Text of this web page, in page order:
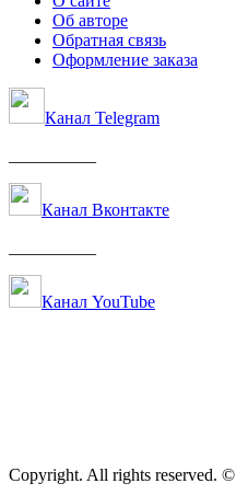
Об авторе
Обратная связь
Оформление заказа
Канал Telegram
Канал Вконтакте
Канал YouTube
Copyright. All rights reserved. ©